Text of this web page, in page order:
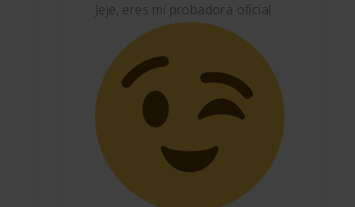
Jeje, eres mi probadora oficial.